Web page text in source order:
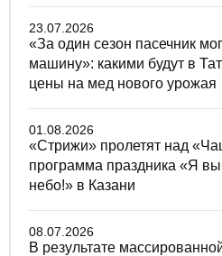
23.07.2026
«За один сезон пасечник
машину»: какими будут в
цены на мед нового урожая
01.08.2026
«Стрижи» пролетят над
программа праздника «Я
небо!» в Казани
08.07.2026
В результате